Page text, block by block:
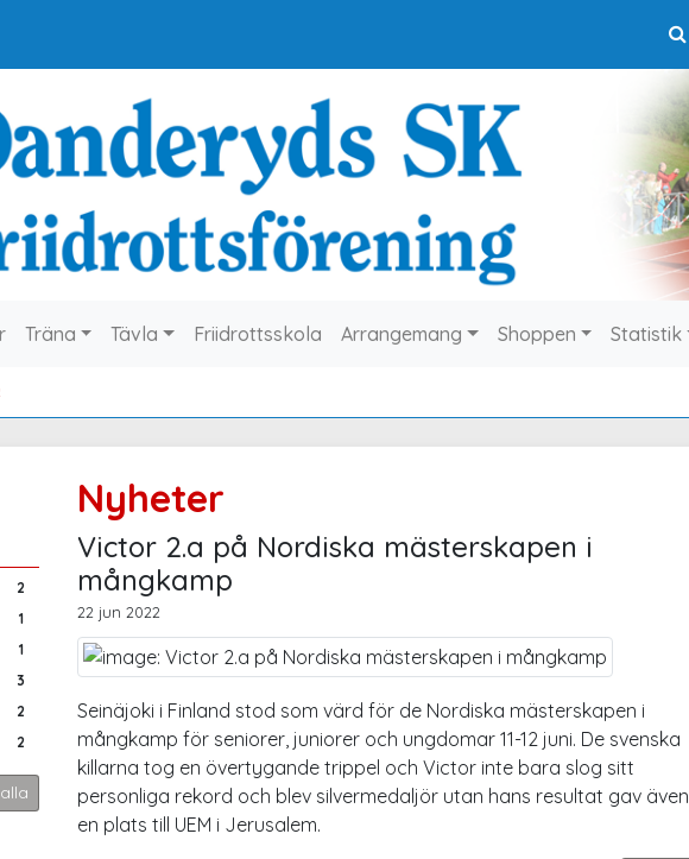
Träna Tävla Friidrottsskola Arrangemang Shoppen Statistik
2
1
1
3
2
2
Nyheter
Victor 2.a på Nordiska mästerskapen i
mångkamp
22 jun 2022
Seinäjoki i Finland stod som värd för de Nordiska mästerskapen i
mångkamp för seniorer, juniorer och ungdomar 11-12 juni. De svenska
killarna tog en övertygande trippel och Victor inte bara slog sitt
personliga rekord och blev silvermedaljör utan hans resultat gav även
en plats till UEM i Jerusalem.